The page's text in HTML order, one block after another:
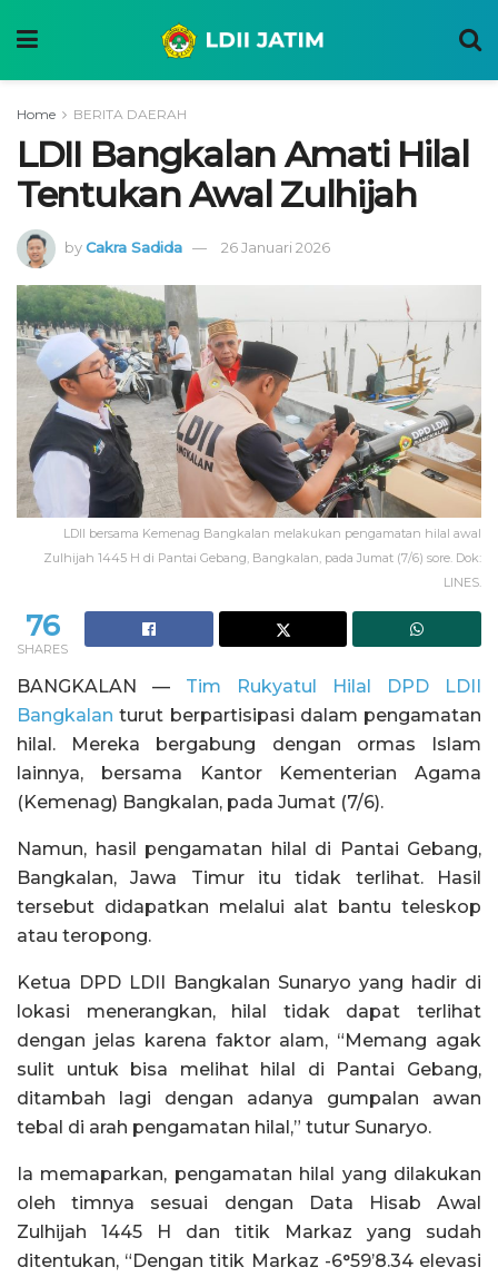
Home BERITA DAERAH
LDII Bangkalan Amati Hilal
Tentukan Awal Zulhijah
byCakra Sadida 26 Januari 2026
LDII bersama Kemenag Bangkalan melakukan pengamatan hilal awal
Zulhijah 1445 H di Pantai Gebang, Bangkalan, pada Jumat (7/6) sore. Dok:
LINES.
76
SHARES
BANGKALAN — Tim Rukyatul Hilal DPD LDII
Bangkalan turut berpartisipasi dalam pengamatan
hilal. Mereka bergabung dengan ormas Islam
lainnya, bersama Kantor Kementerian Agama
(Kemenag) Bangkalan, pada Jumat (7/6).
Namun, hasil pengamatan hilal di Pantai Gebang,
Bangkalan, Jawa Timur itu tidak terlihat. Hasil
tersebut didapatkan melalui alat bantu teleskop
atau teropong.
Ketua DPD LDII Bangkalan Sunaryo yang hadir di
lokasi menerangkan, hilal tidak dapat terlihat
dengan jelas karena faktor alam, “Memang agak
sulit untuk bisa melihat hilal di Pantai Gebang,
ditambah lagi dengan adanya gumpalan awan
tebal di arah pengamatan hilal,” tutur Sunaryo.
Ia memaparkan, pengamatan hilal yang dilakukan
oleh timnya sesuai dengan Data Hisab Awal
Zulhijah 1445 H dan titik Markaz yang sudah
ditentukan, “Dengan titik Markaz -6°59’8.34 elevasi